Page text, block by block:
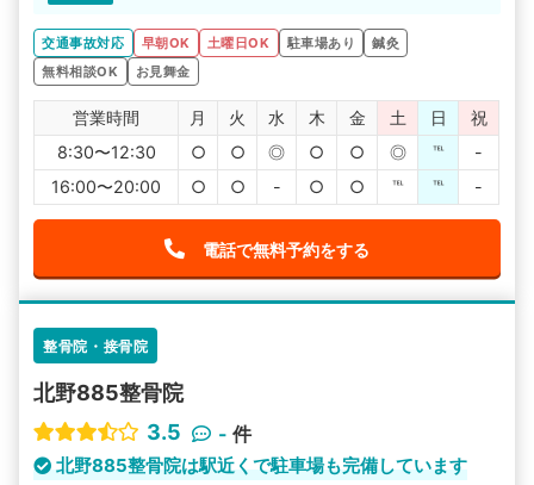
交通事故対応 早朝OK 土曜日OK 駐車場あり
鍼灸
無料相談OK
お見舞金
営業時間 月 火 水 木 金 土 日
祝
8:30〜12:30
○ ○ ◎ ○ ○ ◎ ℡
-
16:00〜20:00
○ ○ - ○ ○ ℡ ℡ -
電話で無料予約をする
整骨院・接骨院
北野885整骨院
3.5
- 件
北野885整骨院は駅近くで駐車場も完備しています